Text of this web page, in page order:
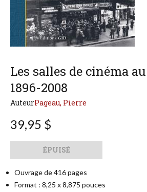
Les salles de cinéma au
1896-2008
AuteurPageau, Pierre
39,95 $
ÉPUISÉ
Ouvrage de 416 pages
Format : 8,25 x 8,875 pouces